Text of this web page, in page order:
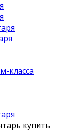
класса
купить